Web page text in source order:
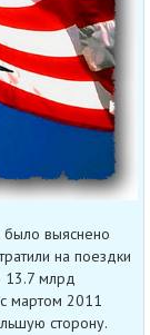
выяснено
на поездки
13.7 млрд
мартом 2011
сторону.